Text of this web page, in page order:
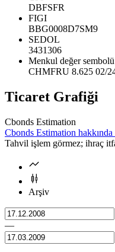
DBFSFR
FIGI
BBG0008D7SM9
SEDOL
3431306
Menkul değer sembolü
CHMFRU 8.625 02/
Ticaret Grafiği
Cbonds Estimation
Cbonds Estimation
Tahvil işlem görmez; ihraç
Arşiv
—